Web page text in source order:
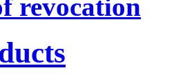
revocation